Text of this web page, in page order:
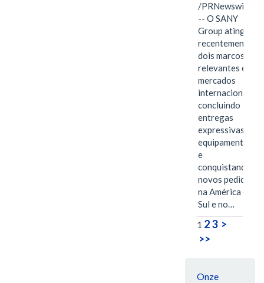
/PRNewswire/
-- O SANY
Group atingiu
recentemente
dois marcos
relevantes em
mercados
internacionais,
concluindo
entregas
expressivas de
equipamentos
e
conquistando
novos pedidos
na América do
Sul e no…
1 23 >
>>
Onze